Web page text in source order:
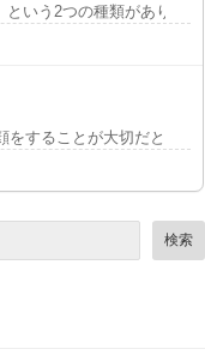
いう2つの種類があり、
をすることが大切だと言え
検索